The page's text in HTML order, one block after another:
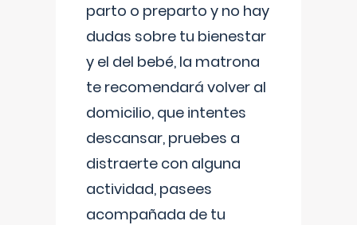
parto o preparto y no hay
dudas sobre tu bienestar
y el del bebé, la matrona
te recomendará volver al
domicilio, que intentes
descansar, pruebes a
distraerte con alguna
actividad, pasees
acompañada de tu